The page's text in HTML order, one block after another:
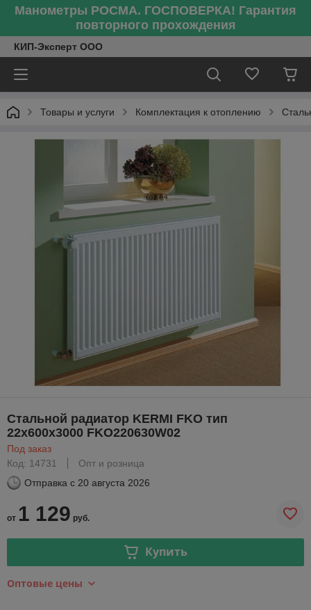
Манометры РОСМА. ГОСПОВЕРКА! Гарантия
повторного прохождения
КИП-Эксперт ООО
Товары и услуги Комплектация к отоплению
Стальной радиатор KERMI FKO тип
22х600х3000 FKO220630W02
Под заказ
Код: 14731
Опт и розница
Отправка с 20 августа 2026
от 1 129 руб.
Купить
Оптовые цены